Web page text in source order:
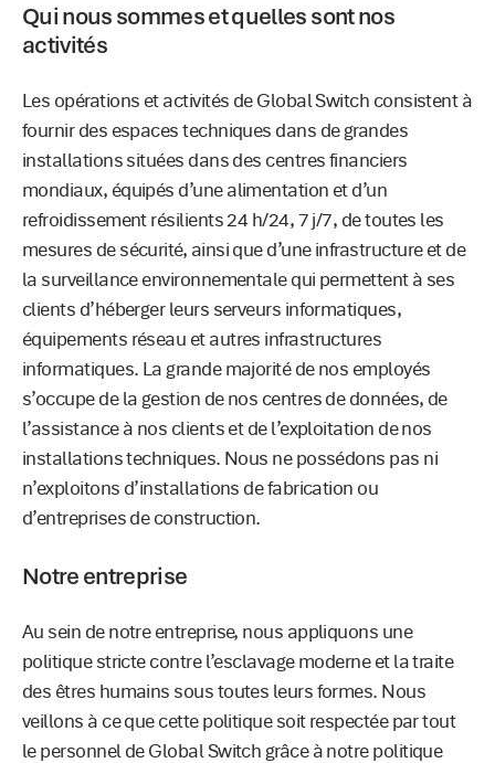
Qui nous sommes et quelles sont nos
activités
Les opérations et activités de Global Switch consistent à
fournir des espaces techniques dans de grandes
installations situées dans des centres financiers
mondiaux, équipés d’une alimentation et d’un
refroidissement résilients 24 h/24, 7 j/7, de toutes les
mesures de sécurité, ainsi que d’une infrastructure et de
la surveillance environnementale qui permettent à ses
clients d’héberger leurs serveurs informatiques,
équipements réseau et autres infrastructures
informatiques. La grande majorité de nos employés
s’occupe de la gestion de nos centres de données, de
l’assistance à nos clients et de l’exploitation de nos
installations techniques. Nous ne possédons pas ni
n’exploitons d’installations de fabrication ou
d’entreprises de construction.
Notre entreprise
Au sein de notre entreprise, nous appliquons une
politique stricte contre l’esclavage moderne et la traite
des êtres humains sous toutes leurs formes. Nous
veillons à ce que cette politique soit respectée par tout
le personnel de Global Switch grâce à notre politique